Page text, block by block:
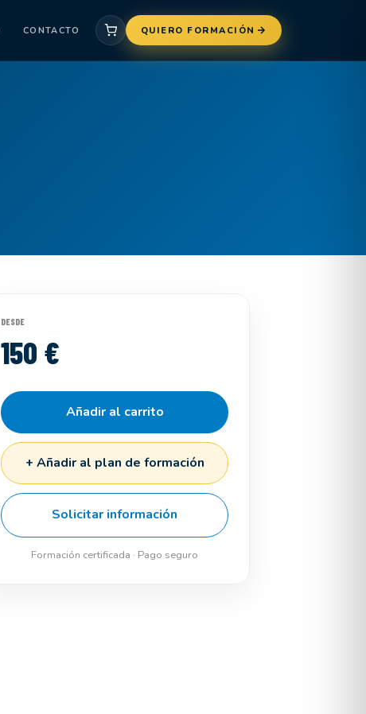
CONTACTO QUIERO FORMACIÓN
DESDE
150 €
Añadir al carrito
+ Añadir al plan de formación
Solicitar información
Formación certificada · Pago seguro